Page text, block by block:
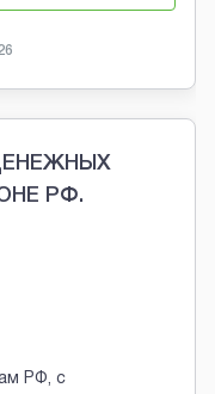
РФ.
РФ, с